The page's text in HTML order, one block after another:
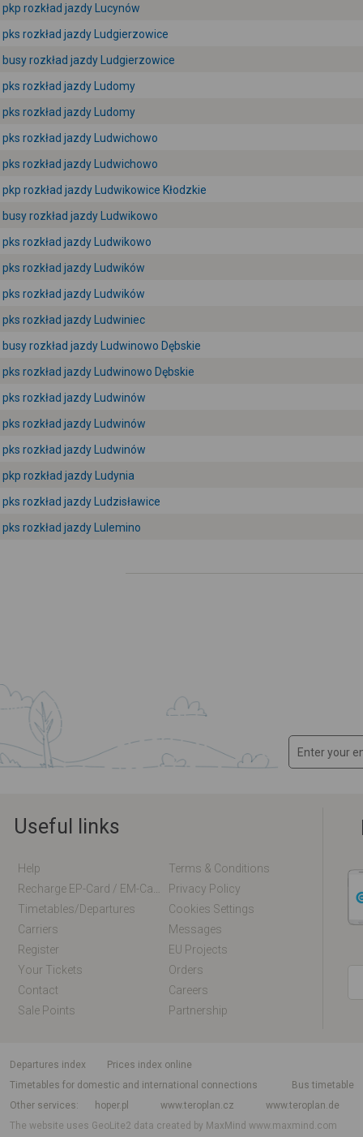
pkp rozkład jazdy Lucynów
pks rozkład jazdy Ludgierzowice
busy rozkład jazdy Ludgierzowice
pks rozkład jazdy Ludomy
pks rozkład jazdy Ludomy
pks rozkład jazdy Ludwichowo
pks rozkład jazdy Ludwichowo
pkp rozkład jazdy Ludwikowice Kłodzkie
busy rozkład jazdy Ludwikowo
pks rozkład jazdy Ludwikowo
pks rozkład jazdy Ludwików
pks rozkład jazdy Ludwików
pks rozkład jazdy Ludwiniec
busy rozkład jazdy Ludwinowo Dębskie
pks rozkład jazdy Ludwinowo Dębskie
pks rozkład jazdy Ludwinów
pks rozkład jazdy Ludwinów
pks rozkład jazdy Ludwinów
pkp rozkład jazdy Ludynia
pks rozkład jazdy Ludzisławice
pks rozkład jazdy Lulemino
Useful links
Help
Terms & Conditions
Privacy Policy
Timetables/departures
Cookies Settings
Carriers
Messages
Register
EU Projects
Your Tickets
Orders
Contact
Careers
Sale Points
Partnership
departures index
Prices index online
Timetables for domestic and international connections
Bus timetable
Other services
hoper.pl www.teroplan.cz
www.teroplan.de
The website uses GeoLite2 data created by MaxMindwww.maxmind.com